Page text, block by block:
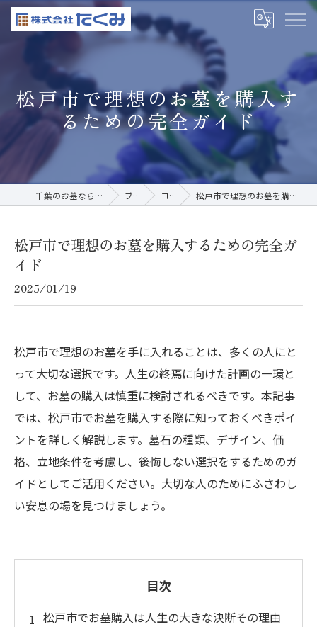
松戸市で理想のお墓を購入す
るための完全ガイド
千葉のお墓なら株式会社たくみ ブログ コラム 松戸市で理想のお墓を購入するための完全ガイド
松戸市で理想のお墓を購入するための完全ガ
イド
2025/01/19
松戸市で理想のお墓を手に入れることは、多くの人にと
って大切な選択です。人生の終焉に向けた計画の一環と
して、お墓の購入は慎重に検討されるべきです。本記事
では、松戸市でお墓を購入する際に知っておくべきポイ
ントを詳しく解説します。墓石の種類、デザイン、価
格、立地条件を考慮し、後悔しない選択をするためのガ
イドとしてご活用ください。大切な人のためにふさわし
い安息の場を見つけましょう。
目次
松戸市でお墓購入は人生の大きな決断その理由